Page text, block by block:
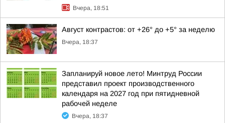
Вчера, 18:51
Август контрастов: от +26° до +5° за неделю
Вчера, 18:37
Запланируй новое лето! Минтруд России
представил проект производственного
календаря на 2027 год при пятидневной
рабочей неделе
Вчера, 18:37